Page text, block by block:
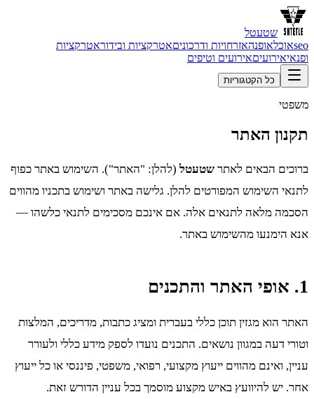
שטעטל
seoאוכלאופנהאזרחויות ודרכוניםאטרקציות ובידוראטרקציות
ופנאיאירועיםאירועים וטיפים
כל הקטגוריות
משפטי
תקנון האתר
ברוכים הבאים לאתר שטעטל(להלן: "האתר"). השימוש באתר כפוף
לתנאי השימוש המפורטים להלן. גלישה באתר ושימוש בתכניו מהווים
הסכמה מלאה לתנאים אלה. אם אינכם מסכימים לתנאי כלשהו —
אנא הימנעו מהשימוש באתר.
1. אופי האתר והתכנים
האתר הוא מגזין תוכן כללי בעברית ומציג כתבות, מדריכים, המלצות
וטורי דעה במגוון נושאים. התכנים נועדו לספק מידע כללי ולעורר
עניין, ואינם מהווים ייעוץ מקצועי, רפואי, משפטי, פיננסי או כל ייעוץ
אחר. יש להיוועץ באיש מקצוע מוסמך בכל עניין הדורש זאת.